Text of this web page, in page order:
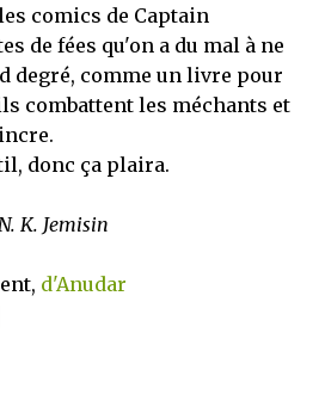
comics de Captain
de fées qu'on a du mal à ne
degré, comme un livre pour
combattent les méchants et
donc ça plaira.
K. Jemisin
d'Anudar